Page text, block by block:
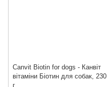
Canvit Biotin for dogs - Канвіт
вітаміни Біотин для собак, 230
г